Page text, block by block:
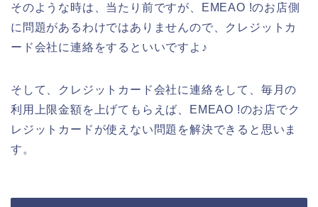
そのような時は、当たり前ですが、EMEAO !のお店側
に問題があるわけではありませんので、クレジットカ
ード会社に連絡をするといいですよ♪
そして、クレジットカード会社に連絡をして、毎月の
利用上限金額を上げてもらえば、EMEAO !のお店でク
レジットカードが使えない問題を解決できると思いま
す。